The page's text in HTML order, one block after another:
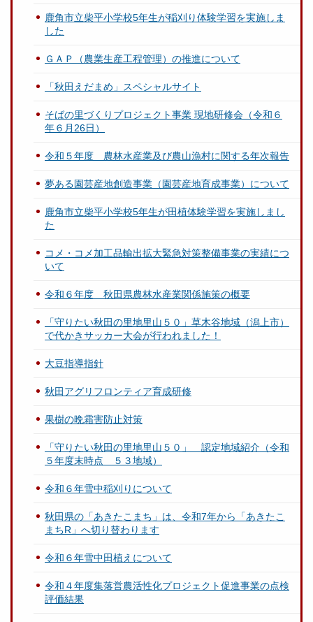
鹿角市立柴平小学校5年生が稲刈り体験学習を実施しま
した
ＧＡＰ（農業生産工程管理）の推進について
「秋田えだまめ」スペシャルサイト
そばの里づくりプロジェクト事業 現地研修会（令和６
年６月26日）
令和５年度 農林水産業及び農山漁村に関する年次報告
夢ある園芸産地創造事業（園芸産地育成事業）について
鹿角市立柴平小学校5年生が田植体験学習を実施しまし
た
コメ・コメ加工品輸出拡大緊急対策整備事業の実績につ
いて
令和６年度 秋田県農林水産業関係施策の概要
「守りたい秋田の里地里山５０」草木谷地域（潟上市）
で代かきサッカー大会が行われました！
大豆指導指針
秋田アグリフロンティア育成研修
果樹の晩霜害防止対策
「守りたい秋田の里地里山５０」 認定地域紹介（令和
５年度末時点 ５３地域）
令和６年雪中稲刈りについて
秋田県の「あきたこまち」は、令和7年から「あきたこ
まちR」へ切り替わります
令和６年雪中田植えについて
令和４年度集落営農活性化プロジェクト促進事業の点検
評価結果